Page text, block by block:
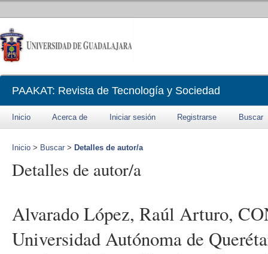
PAAKAT: Revista de Tecnología y Sociedad
Inicio Acerca de Iniciar sesión Registrarse Buscar
Inicio > Buscar > Detalles de autor/a
Detalles de autor/a
Alvarado López, Raúl Arturo,
Universidad Autónoma de